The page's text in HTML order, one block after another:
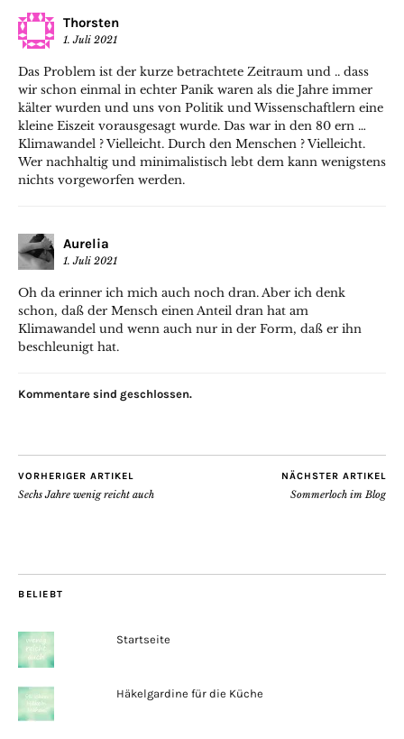
Thorsten
1. Juli 2021
Das Problem ist der kurze betrachtete Zeitraum und .. dass
wir schon einmal in echter Panik waren als die Jahre immer
kälter wurden und uns von Politik und Wissenschaftlern eine
kleine Eiszeit vorausgesagt wurde. Das war in den 80 ern …
Klimawandel ? Vielleicht. Durch den Menschen ? Vielleicht.
Wer nachhaltig und minimalistisch lebt dem kann wenigstens
nichts vorgeworfen werden.
Aurelia
1. Juli 2021
Oh da erinner ich mich auch noch dran. Aber ich denk
schon, daß der Mensch einen Anteil dran hat am
Klimawandel und wenn auch nur in der Form, daß er ihn
beschleunigt hat.
Kommentare sind geschlossen.
VORHERIGER ARTIKEL
Sechs Jahre wenig reicht auch
NÄCHSTER ARTIKEL
Sommerloch im Blog
BELIEBT
Startseite
Häkelgardine für die Küche